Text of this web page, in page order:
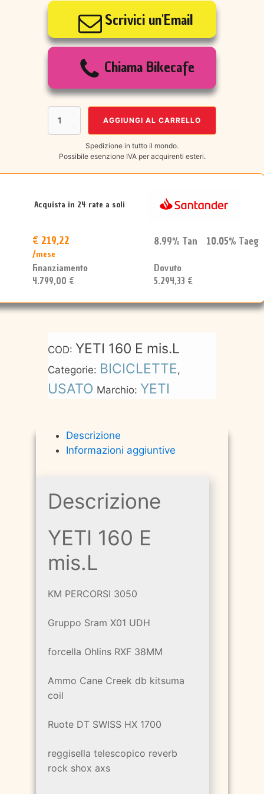
originale
€8.999,00.
attuale
€4.799,00.
Scrivici un'Email
Chiama Bikecafe
YETI
E
quantità
AGGIUNGI AL CARRELLO
Spedizione in tutto il mondo.
Possibile esenzione IVA per acquirenti esteri.
Acquista in 24 rate a soli
€ 219,22
/mese
Finanziamento
4.799,00 €
8.99% Tan 10.05% Taeg
Dovuto
5.294,33 €
COD: YETI 160 E mis.L
Categorie: BICICLETTE,
USATO Marchio: YETI
Descrizione
Informazioni aggiuntive
Descrizione
YETI 160 E
mis.L
KM PERCORSI 3050
Gruppo Sram X01 UDH
forcella Ohlins RXF 38MM
Ammo Cane Creek db kitsuma
coil
Ruote DT SWISS HX 1700
reggisella telescopico reverb
rock shox axs